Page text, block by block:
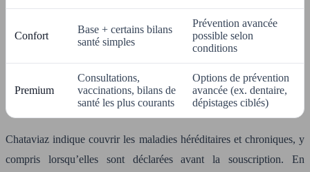
Confort
Base + certains bilans
santé simples
Prévention avancée
possible selon
conditions
Premium
Consultations,
vaccinations, bilans de
santé les plus courants
Options de prévention
avancée (ex. dentaire,
dépistages ciblés)
Chataviaz indique couvrir les maladies héréditaires et chroniques, y
compris lorsqu’elles sont déclarées avant la souscription. En